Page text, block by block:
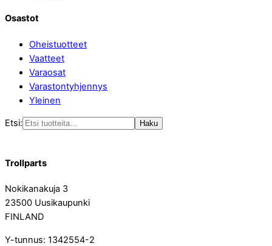
Osastot
Oheistuotteet
Vaatteet
Varaosat
Varastontyhjennys
Yleinen
Etsi: Haku
Trollparts
Nokikanakuja 3
23500 Uusikaupunki
FINLAND
Y-tunnus: 1342554-2